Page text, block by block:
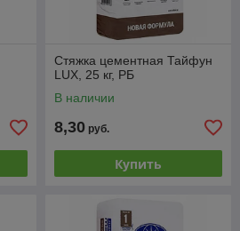
Стяжка цементная Тайфун
LUX, 25 кг, РБ
В наличии
8,30 руб.
Купить